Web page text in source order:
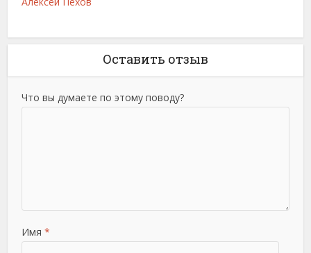
Оставить отзыв
Что вы думаете по этому поводу?
Имя *